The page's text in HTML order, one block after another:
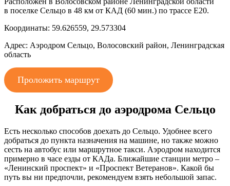
в поселке Сельцо в 48 км от КАД (60 мин.) по трассе Е20.
Координаты: 59.626559, 29.573304
Адрес: Аэродром Сельцо, Волосовский район, Ленинградская
область
Проложить маршрут
Как добраться до аэродрома Сельцо
Есть несколько способов доехать до Сельцо. Удобнее всего
добраться до пункта назначения на машине, но также можно
сесть на автобус или маршрутное такси. Аэродром находится
примерно в часе езды от КАДа. Ближайшие станции метро –
«Ленинский проспект» и «Проспект Ветеранов». Какой бы
путь вы ни предпочли, рекомендуем взять небольшой запас.